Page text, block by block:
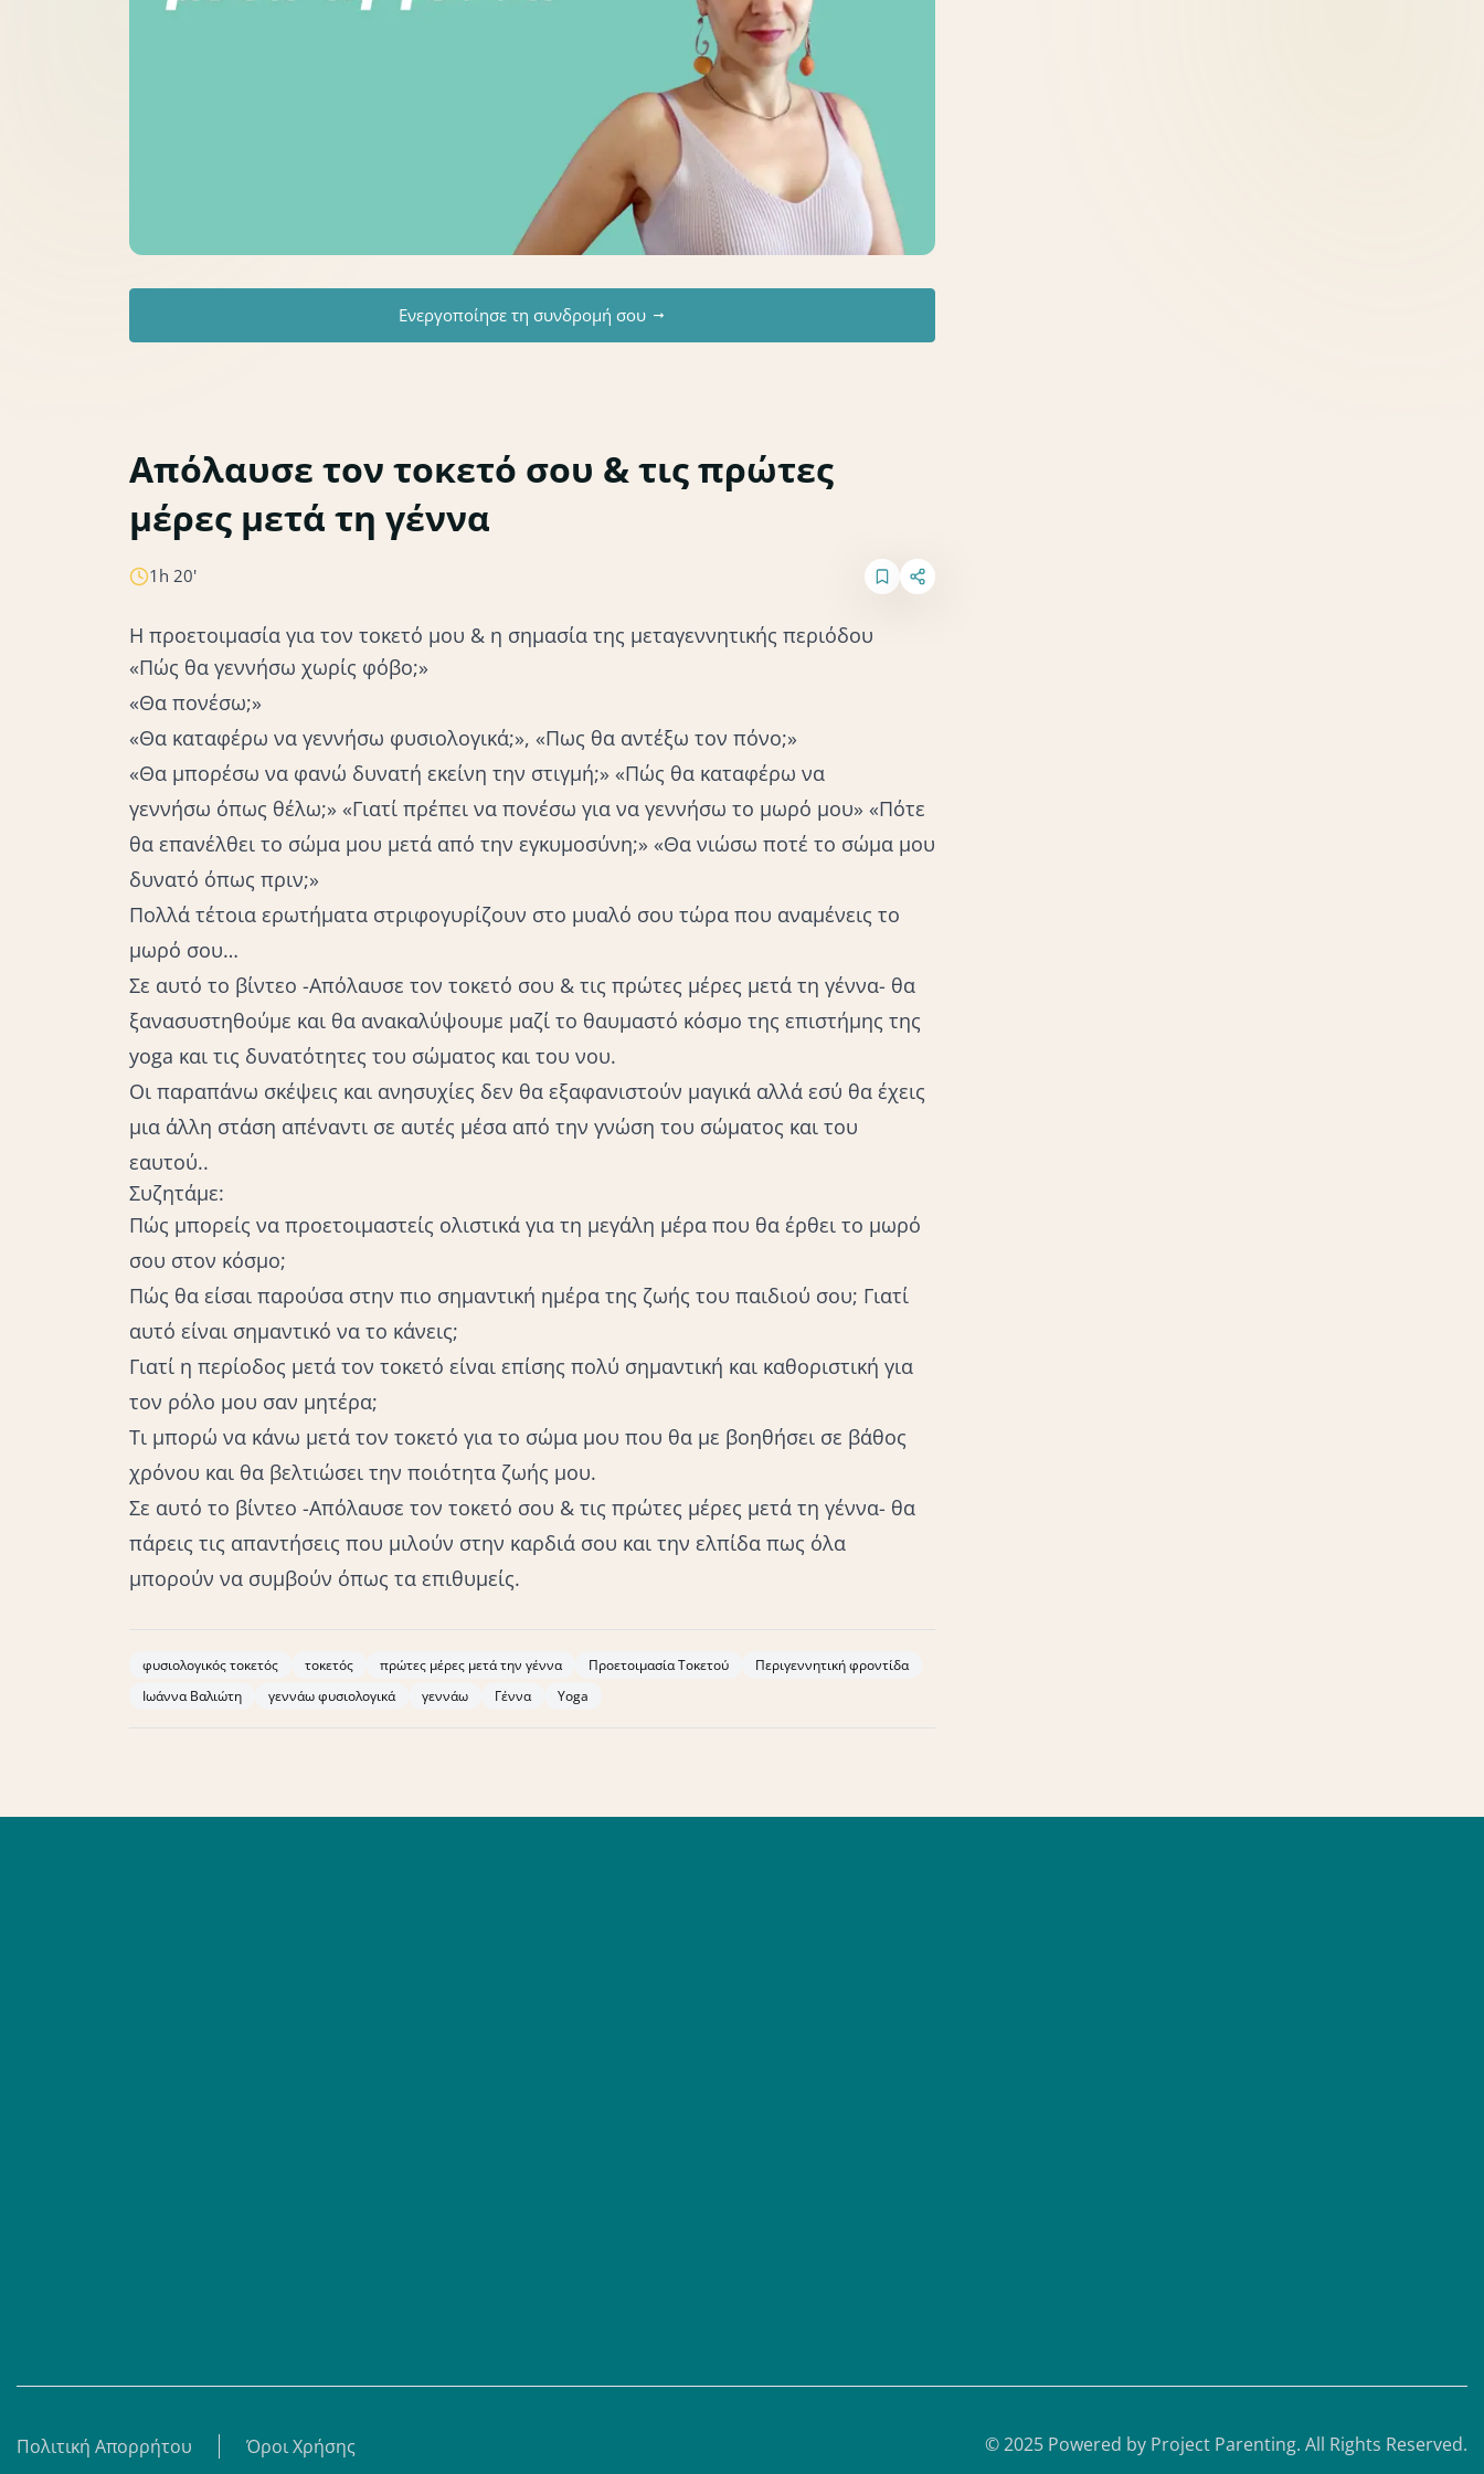
Ενεργοποίησε τη συνδρομή σου
Γέννα & Τοκετός Λοχεία
Απόλαυσε τον τοκετό σου & τις πρώτες
μέρες μετά τη γέννα
1h 20'
Η προετοιμασία για τον τοκετό μου & η σημασία της μεταγεννητικής περιόδου
«Πώς θα γεννήσω χωρίς φόβο;»
«Θα πονέσω;»
«Θα καταφέρω να γεννήσω φυσιολογικά;», «Πως θα αντέξω τον πόνο;»
«Θα μπορέσω να φανώ δυνατή εκείνη την στιγμή;» «Πώς θα καταφέρω να
γεννήσω όπως θέλω;» «Γιατί πρέπει να πονέσω για να γεννήσω το μωρό μου» «Πότε
θα επανέλθει το σώμα μου μετά από την εγκυμοσύνη;» «Θα νιώσω ποτέ το σώμα μου
δυνατό όπως πριν;»
Πολλά τέτοια ερωτήματα στριφογυρίζουν στο μυαλό σου τώρα που αναμένεις το
μωρό σου…
Σε αυτό το βίντεο -Απόλαυσε τον τοκετό σου & τις πρώτες μέρες μετά τη γέννα- θα
ξανασυστηθούμε και θα ανακαλύψουμε μαζί το θαυμαστό κόσμο της επιστήμης της
yoga και τις δυνατότητες του σώματος και του νου.
Οι παραπάνω σκέψεις και ανησυχίες δεν θα εξαφανιστούν μαγικά αλλά εσύ θα έχεις
μια άλλη στάση απέναντι σε αυτές μέσα από την γνώση του σώματος και του
εαυτού..
Συζητάμε:
Πώς μπορείς να προετοιμαστείς ολιστικά για τη μεγάλη μέρα που θα έρθει το μωρό
σου στον κόσμο;
Πώς θα είσαι παρούσα στην πιο σημαντική ημέρα της ζωής του παιδιού σου; Γιατί
αυτό είναι σημαντικό να το κάνεις;
Γιατί η περίοδος μετά τον τοκετό είναι επίσης πολύ σημαντική και καθοριστική για
τον ρόλο μου σαν μητέρα;
Τι μπορώ να κάνω μετά τον τοκετό για το σώμα μου που θα με βοηθήσει σε βάθος
χρόνου και θα βελτιώσει την ποιότητα ζωής μου.
Σε αυτό το βίντεο -Απόλαυσε τον τοκετό σου & τις πρώτες μέρες μετά τη γέννα- θα
πάρεις τις απαντήσεις που μιλούν στην καρδιά σου και την ελπίδα πως όλα
μπορούν να συμβούν όπως τα επιθυμείς.
φυσιολογικός τοκετός τοκετός πρώτες μέρες μετά την γέννα Προετοιμασία Τοκετού
Περιγεννητική φροντίδα
Ιωάννα Βαλιώτη
γεννάω φυσιολογικά γεννάω Γέννα Yoga
Πολιτική Απορρήτου Όροι Χρήσης © 2025 Powered by Project Parenting. All Rights Reserved.